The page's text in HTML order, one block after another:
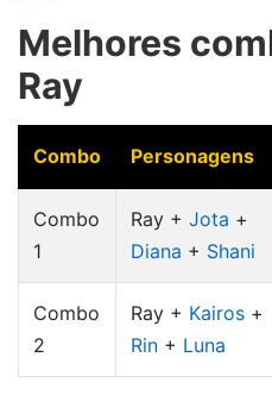
Melhores
Ray
Combo Personagens
Combo
1
Ray + Jota +
Diana + Shani
Combo
2
Ray + Kairos +
Rin + Luna